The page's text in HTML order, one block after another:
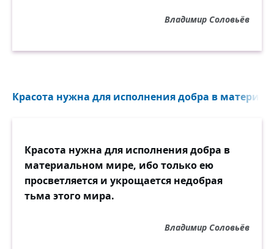
Владимир Соловьёв
Красота нужна для исполнения добра в
Красота нужна для исполнения добра в
материальном мире, ибо только ею
просветляется и укрощается недобрая
тьма этого мира.
Владимир Соловьёв